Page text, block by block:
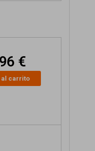
€
al carrito